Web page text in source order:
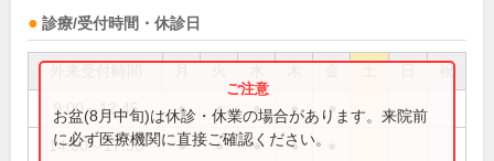
診療/受付時間・休診日
祝
9:00～12:45 ● ● ● ● ●
14:00～17:30 ● ● ● ●
お盆(8月中旬)は休診・休業の場合があります。来院前
に必ず医療機関に直接ご確認ください。